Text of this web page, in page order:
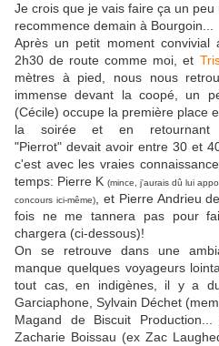
Je crois que je vais faire ça un
recommence demain à Bourgoin...
Après un petit moment convivial
2h30 de route comme moi, et
mètres à pied, nous nous
immense devant la coopé, un
(Cécile) occupe la première place
la soirée et en
"Pierrot" devait avoir entre 30 et
c'est avec les vraies
temps: Pierre K (mince, j'aurais dû lui
concours ici-même), et Pierre Andrieu
fois ne me tannera pas pour
chargera (ci-dessous)!
On se retrouve dans une
manque quelques voyageurs
tout cas, en indigènes, il y a
Garciaphone, Sylvain Déchet
Magand de Biscuit Production
Zacharie Boissau (ex Zac